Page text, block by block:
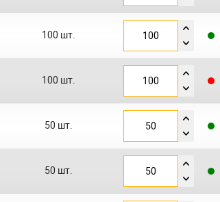
100 шт.
100 шт.
50 шт.
50 шт.